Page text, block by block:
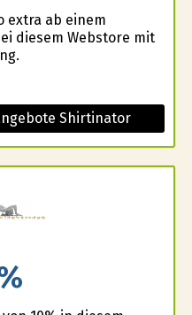
extra ab einem
diesem Webstore mit
Shirtinator